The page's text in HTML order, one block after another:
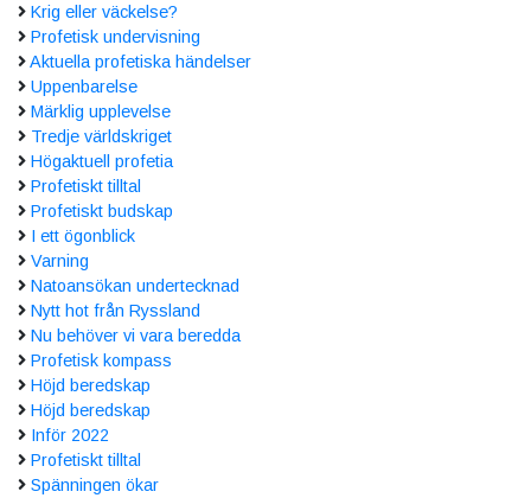
Krig eller väckelse?
Profetisk undervisning
Aktuella profetiska händelser
Uppenbarelse
Märklig upplevelse
Tredje världskriget
Högaktuell profetia
Profetiskt tilltal
Profetiskt budskap
I ett ögonblick
Varning
Natoansökan undertecknad
Nytt hot från Ryssland
Nu behöver vi vara beredda
Profetisk kompass
Höjd beredskap
Höjd beredskap
Inför 2022
Profetiskt tilltal
Spänningen ökar